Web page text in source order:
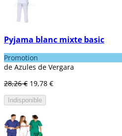
Pyjama blanc mixte basic
Promotion
de Azules de Vergara
28,26 € 19,78 €
Indisponible